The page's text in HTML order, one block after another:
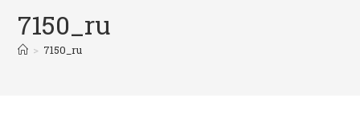
7150_ru
> 7150_ru